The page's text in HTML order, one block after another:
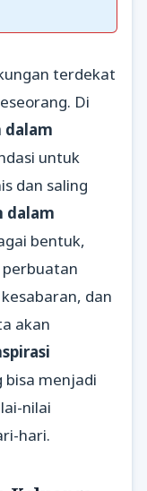
terdekat
Di
dalam
untuk
dan saling
dalam
bentuk,
dan
akan
bisa menjadi
nilai
hari.